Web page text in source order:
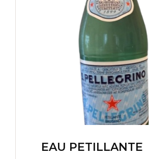
EAU PETILLANTE